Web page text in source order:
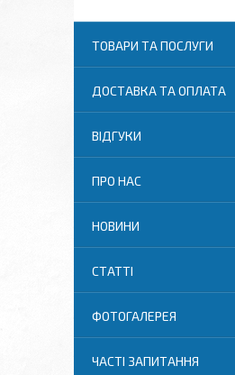
ТОВАРИ ТА ПОСЛУГИ
ДОСТАВКА ТА ОПЛАТА
ВІДГУКИ
ПРО НАС
НОВИНИ
СТАТТІ
ФОТОГАЛЕРЕЯ
ЧАСТІ ЗАПИТАННЯ